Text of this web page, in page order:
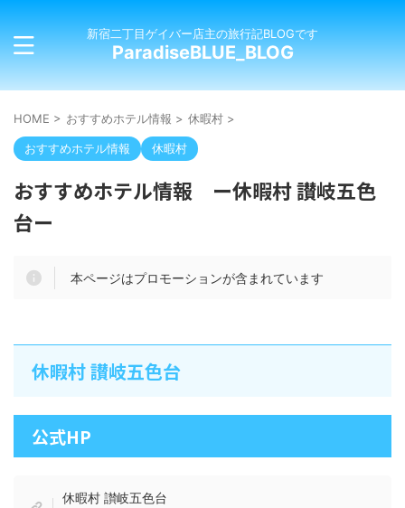
新宿二丁目ゲイバー店主の旅行記BLOGです
ParadiseBLUE_BLOG
HOME > おすすめホテル情報 > 休暇村 >
おすすめホテル情報 休暇村
おすすめホテル情報 ー休暇村 讃岐五色
台ー
本ページはプロモーションが含まれています
休暇村 讃岐五色台
公式HP
休暇村 讃岐五色台